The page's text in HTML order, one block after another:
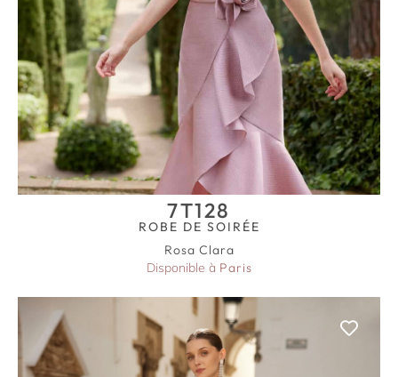
7T128
ROBE DE SOIRÉE
Rosa Clara
Disponible à Paris